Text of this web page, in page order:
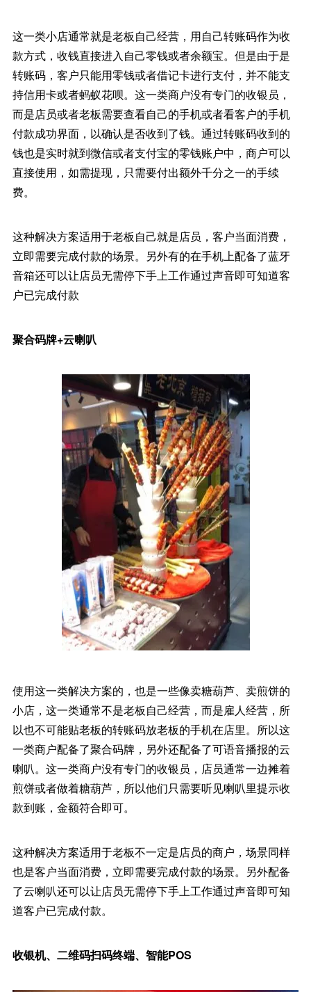
这一类小店通常就是老板自己经营，用自己转账码作为收
款方式，收钱直接进入自己零钱或者余额宝。但是由于是
转账码，客户只能用零钱或者借记卡进行支付，并不能支
持信用卡或者蚂蚁花呗。这一类商户没有专门的收银员，
而是店员或者老板需要查看自己的手机或者看客户的手机
付款成功界面，以确认是否收到了钱。通过转账码收到的
钱也是实时就到微信或者支付宝的零钱账户中，商户可以
直接使用，如需提现，只需要付出额外千分之一的手续
费。
这种解决方案适用于老板自己就是店员，客户当面消费，
立即需要完成付款的场景。另外有的在手机上配备了蓝牙
音箱还可以让店员无需停下手上工作通过声音即可知道客
户已完成付款
聚合码牌+云喇叭
使用这一类解决方案的，也是一些像卖糖葫芦、卖煎饼的
小店，这一类通常不是老板自己经营，而是雇人经营，所
以也不可能贴老板的转账码放老板的手机在店里。所以这
一类商户配备了聚合码牌，另外还配备了可语音播报的云
喇叭。这一类商户没有专门的收银员，店员通常一边摊着
煎饼或者做着糖葫芦，所以他们只需要听见喇叭里提示收
款到账，金额符合即可。
这种解决方案适用于老板不一定是店员的商户，场景同样
也是客户当面消费，立即需要完成付款的场景。另外配备
了云喇叭还可以让店员无需停下手上工作通过声音即可知
道客户已完成付款。
收银机、二维码扫码终端、智能POS